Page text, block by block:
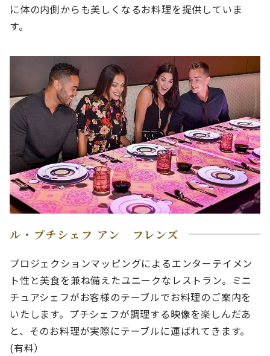
に体の内側からも美しくなるお料理を提供していま
す。
ル・プチシェフ アン フレンズ
プロジェクションマッピングによるエンターテイメン
ト性と美食を兼ね備えたユニークなレストラン。ミニ
チュアシェフがお客様のテーブルでお料理のご案内を
いたします。プチシェフが調理する映像を楽しんだあ
と、そのお料理が実際にテーブルに運ばれてきます。
(有料）